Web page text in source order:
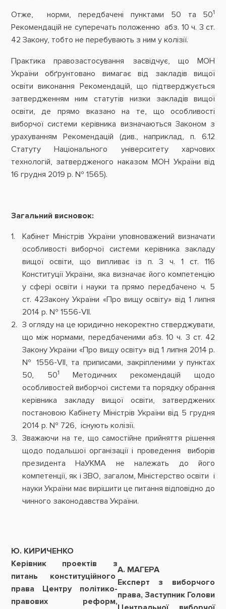
Отже, норми, передбачені пунктами 50 та 501
Рекомендацій не суперечать положенню абз. 10 ч. 3 ст.
42 Закону, тобто не перебувають з ним у колізії.
Практика правозастосування засвідчує, що МОН
України обґрунтовано вимагає від закладів вищої
освіти виконання Рекомендацій, що підтверджується
затвердженням ним статутів низки закладів вищої
освіти, де прямо вказано на те, що особливості
виборчої системи керівника визначаються Законом з
урахуванням Рекомендацій (див., наприклад, п. 6.12
Статуту Національного університету харчових
технологій, затвердженого наказом МОН України від
16 грудня 2019 р. № 1565).
Загальний висновок:
Кабінет Міністрів України уповноважений визначати
особливості виборчої системи керівника закладу
вищої освіти, що випливає із п. 3 ч. 1 ст. 116
Конституції України, яка визначає його компетенцію
у сфері освіти і науки та прямо передбачено ч. 5
ст. 42Закону України «Про вищу освіту» від 1 липня
2014 р. № 1556-VII.
З огляду на це юридично некоректно стверджувати,
що між нормами, передбаченими абз. 10 ч. 3 ст. 42
Закону України «Про вищу освіту» від 1 липня 2014 р.
№ 1556-VII, та приписами, закріпленими у пунктах
50, 501 Методичних рекомендацій щодо
особливостей виборчої системи та порядку обрання
керівника закладу вищої освіти, затверджених
постановою Кабінету Міністрів України від 5 грудня
2014 р. № 726, існують колізії.
Зважаючи на те, що самостійне прийняття рішення
щодо подальшої організації і проведення виборів
президента НаУКМА не належать до його
компетенції, як і ЗВО, загалом, Міністерство освіти і
науки України має вирішити це питання відповідно до
чинного законодавства України.
Ю. КИРИЧЕНКО
Керівник проектів з
питань конституційного
права Центру політико-
правових реформ,
А. МАГЕРА
Експерт з виборчого
права, Заступник Голови